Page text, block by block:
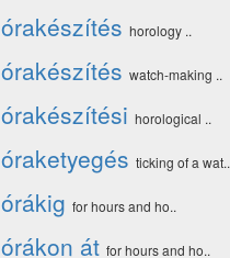
órakészítés horology ..
órakészítés watch-making ..
órakészítési horological ..
óraketyegés ticking of a wat..
órákig for hours and ho..
órákon át for hours and ho..